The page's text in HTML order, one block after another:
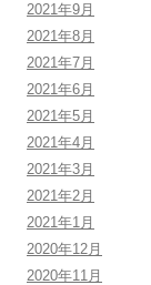
2021年9月
2021年8月
2021年7月
2021年6月
2021年5月
2021年4月
2021年3月
2021年2月
2021年1月
2020年12月
2020年11月